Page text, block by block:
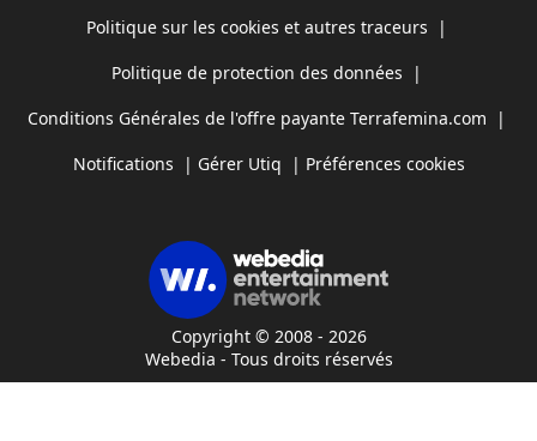
Politique sur les cookies et autres traceurs |
Politique de protection des données |
Conditions Générales de l'offre payante Terrafemina.com |
Notifications | Gérer Utiq | Préférences cookies
Copyright © 2008 - 2026
Webedia - Tous droits réservés